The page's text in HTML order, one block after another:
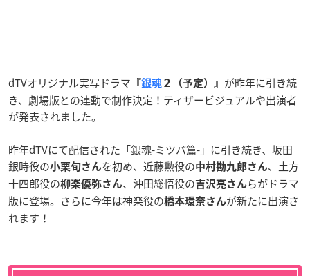
dTVオリジナル実写ドラマ 『銀魂 ２（予定） 』 が昨年に引き続
き、劇場版との連動で制作決定！ティザービジュアルや出演者
が発表されました。
昨年dTVにて配信された「銀魂-ミツバ篇-」に引き続き、坂田
銀時役の小栗旬さんを初め、近藤勲役の中村勘九郎さん、土方
十四郎役の柳楽優弥さん、沖田総悟役の吉沢亮さんらがドラマ
版に登場。さらに今年は神楽役の橋本環奈さんが新たに出演さ
れます！